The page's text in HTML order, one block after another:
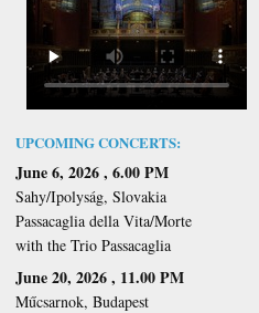
UPCOMING CONCERTS:
June 6, 2026 , 6.00 PM
Sahy/Ipolyság, Slovakia
Passacaglia della Vita/Morte
with the Trio Passacaglia
June 20, 2026 , 11.00 PM
Műcsarnok, Budapest